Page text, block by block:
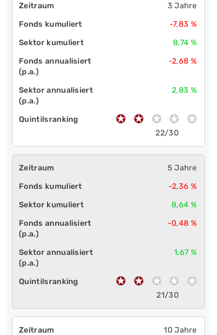
3 Jahre
-7,83 %
8,74 %
-2,68 %
2,83 %
22/30
5 Jahre
-2,36 %
8,64 %
-0,48 %
1,67 %
21/30
10 Jahre